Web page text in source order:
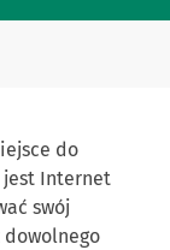
do
jest Internet
swój
dowolnego